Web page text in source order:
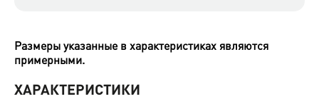
Размеры указанные в характеристиках являются
примерными.
ХАРАКТЕРИСТИКИ